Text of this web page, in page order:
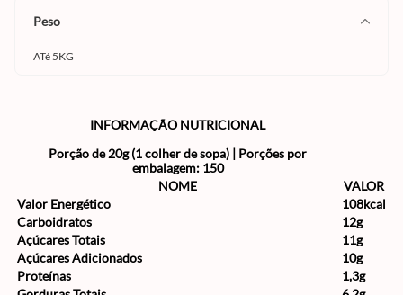
peso
ATé 5KG
INFORMAÇÃO NUTRICIONAL
Porção de 20g (1 colher de sopa) | Porções por
embalagem: 150
NOME
VALOR
Valor Energético
108kcal
Carboidratos
12g
Açúcares Totais
11g
Açúcares Adicionados
10g
Proteínas
1,3g